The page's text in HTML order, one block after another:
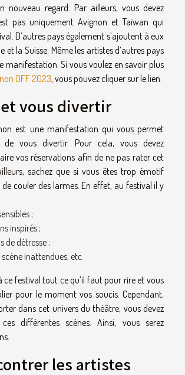
nouveau regard. Par ailleurs, vous devez
pas uniquement Avignon et Taïwan qui
D’autres pays également s’ajoutent à eux
et la Suisse. Même les artistes d’autres pays
manifestation. Si vous voulez en savoir plus
OFF 2023, vous pouvez cliquer sur le lien.
vous divertir
est une manifestation qui vous permet
vous divertir. Pour cela, vous devez
vos réservations afin de ne pas rater cet
sachez que si vous êtes trop émotif
de couler des larmes. En effet, au festival il y
;
inspirés ;
de détresse ;
inattendues, etc.
ce festival tout ce qu’il faut pour rire et vous
pour le moment vos soucis. Cependant,
dans cet univers du théâtre, vous devez
différentes scènes. Ainsi, vous serez
les artistes